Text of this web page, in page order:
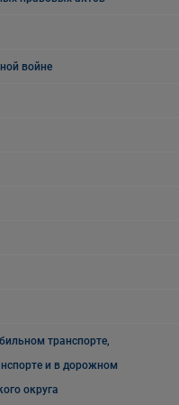
войне
транспорте,
и в дорожном
округа